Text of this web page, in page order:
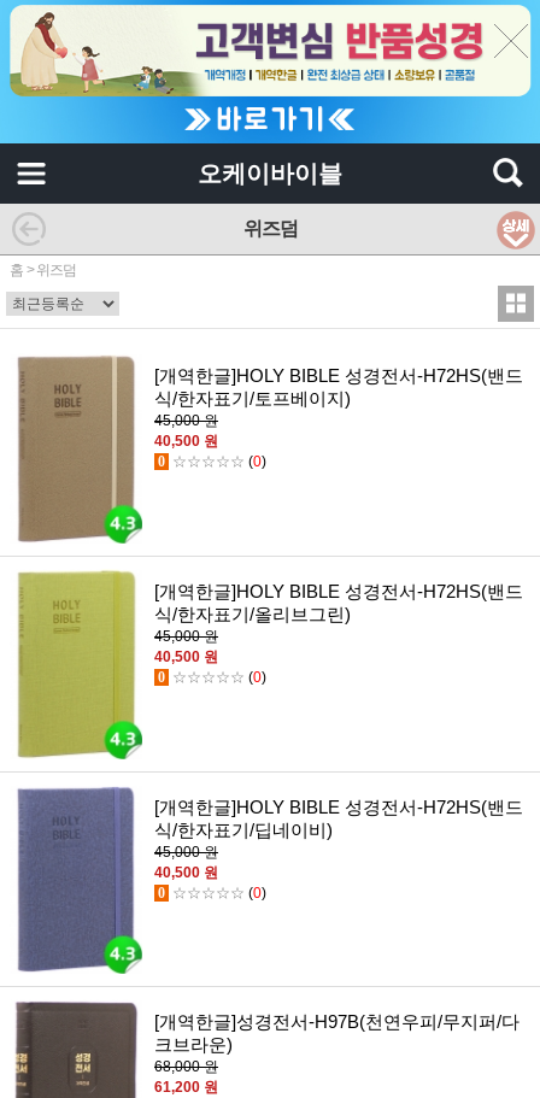
오케이바이블
위즈덤
홈 >위즈덤
[개역한글]HOLY BIBLE 성경전서-H72HS(밴드
식/한자표기/토프베이지)
45,000 원
40,500 원
0 ☆☆☆☆☆ (0)
[개역한글]HOLY BIBLE 성경전서-H72HS(밴드
식/한자표기/올리브그린)
45,000 원
40,500 원
0 ☆☆☆☆☆ (0)
[개역한글]HOLY BIBLE 성경전서-H72HS(밴드
식/한자표기/딥네이비)
45,000 원
40,500 원
0 ☆☆☆☆☆ (0)
[개역한글]성경전서-H97B(천연우피/무지퍼/다
크브라운)
68,000 원
61,200 원